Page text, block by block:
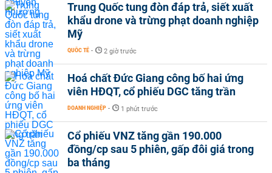
Trung Quốc tung đòn đáp trả, siết xuất
khẩu drone và trừng phạt doanh nghiệp
Mỹ
QUỐC TẾ - 2 giờ trước
Hoá chất Đức Giang công bố hai ứng
viên HĐQT, cổ phiếu DGC tăng trần
DOANH NGHIỆP - 1 phút trước
Cổ phiếu VNZ tăng gần 190.000
đồng/cp sau 5 phiên, gấp đôi giá trong
ba tháng